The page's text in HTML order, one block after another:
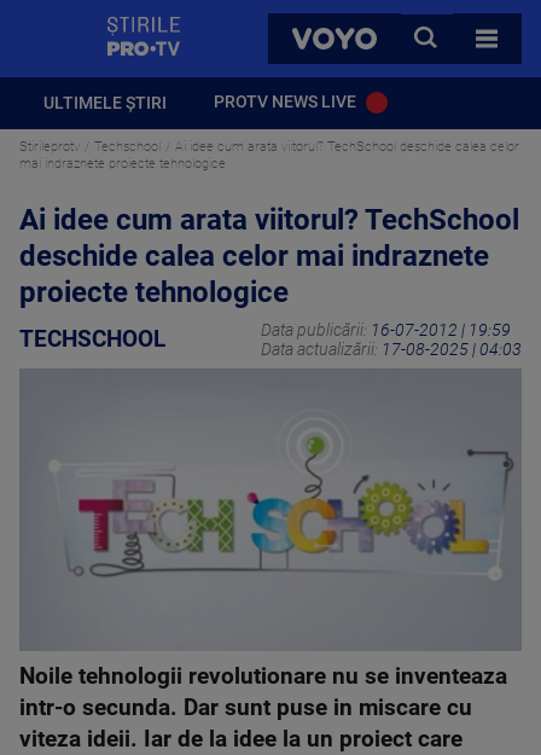
VOYO
CAUTA
TOATE
ULTIMELE ȘTIRI PROTV NEWS LIVE
Stirileprotv Techschool
Ai idee cum arata viitorul? TechSchool deschide calea celor
mai indraznete proiecte tehnologice
Ai idee cum arata viitorul? TechSchool
deschide calea celor mai indraznete
proiecte tehnologice
TECHSCHOOL Data publicării: 16-07-2012 | 19:59
Data actualizării: 17-08-2025 | 04:03
Noile tehnologii revolutionare nu se inventeaza
intr-o secunda. Dar sunt puse in miscare cu
viteza ideii. Iar de la idee la un proiect care